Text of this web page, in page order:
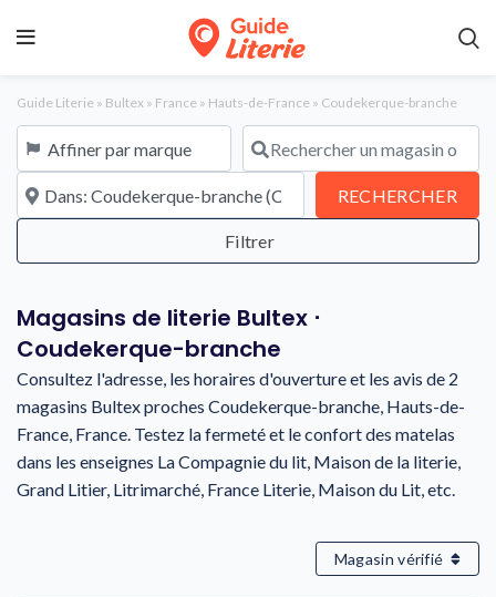
Guide Literie » Bultex » France » Hauts-de-France » Coudekerque-branche
Affiner par marque Rechercher un magasin ou une
À proximité de RECHERCHER
Magasins de literie Bultex ⋅
Coudekerque-branche
Consultez l'adresse, les horaires d'ouverture et les avis de 2
magasins Bultex proches Coudekerque-branche, Hauts-de-
France, France. Testez la fermeté et le confort des matelas
dans les enseignes La Compagnie du lit, Maison de la literie,
Grand Litier, Litrimarché, France Literie, Maison du Lit, etc.
Magasin vérifié